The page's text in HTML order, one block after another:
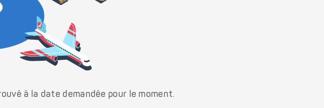
à la date demandée pour le moment.